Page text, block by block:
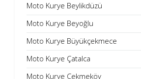
Moto Kurye Beylikdüzü
Moto Kurye Beyoğlu
Moto Kurye Büyükçekmece
Moto Kurye Çatalca
Moto Kurye Çekmeköy